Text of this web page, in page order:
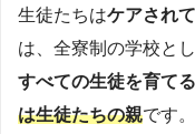
生徒たちはケアされ
は、全寮制の学校と
すべての生徒を育て
は生徒たちの親です